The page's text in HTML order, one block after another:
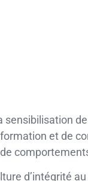
sensibilisation
et de
d’intégrité